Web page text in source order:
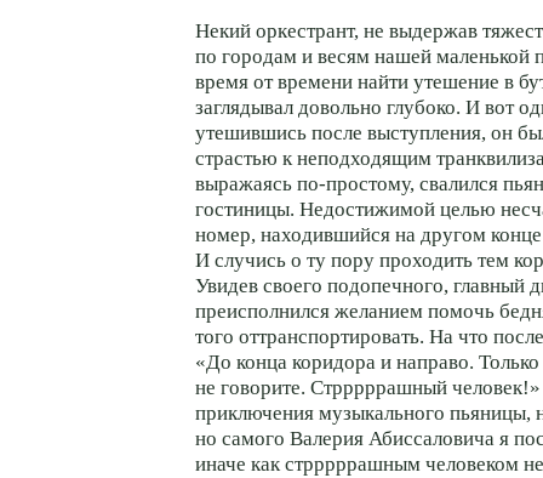
Некий оркестрант, не выдержав
по городам и весям нашей маленькой
время от времени найти утешение в
заглядывал довольно глубоко. И вот
утешившись после выступления, он
страстью к неподходящим
выражаясь по-простому, свалился
гостиницы. Недостижимой целью
номер, находившийся на другом
И случись о ту пору проходить тем
Увидев своего подопечного, главный
преисполнился желанием помочь
того оттранспортировать. На что
«До конца коридора и направо. Только
не говорите. Стрррррашный
приключения музыкального пьяницы,
но самого Валерия Абиссаловича я
иначе как стрррррашным человеком